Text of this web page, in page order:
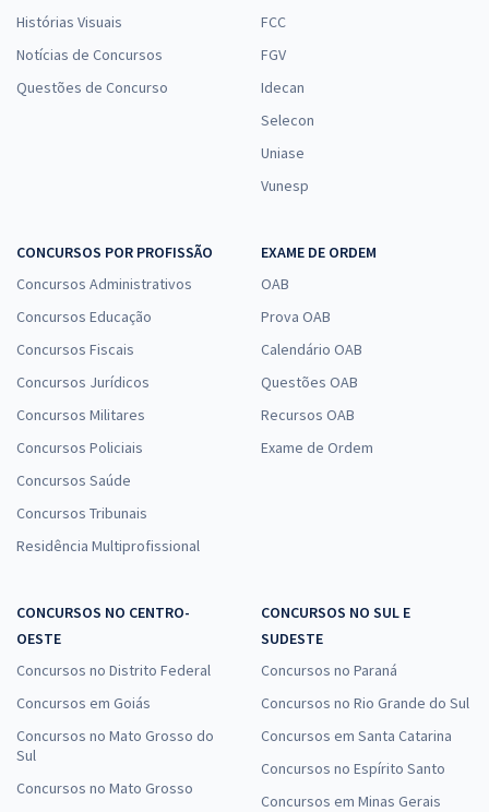
Histórias Visuais
Notícias de Concursos
Questões de Concurso
FCC
FGV
Idecan
Selecon
Uniase
Vunesp
CONCURSOS POR PROFISSÃO
Concursos Administrativos
Concursos Educação
Concursos Fiscais
Concursos Jurídicos
Concursos Militares
Concursos Policiais
Concursos Saúde
Concursos Tribunais
Residência Multiprofissional
EXAME DE ORDEM
OAB
Prova OAB
Calendário OAB
Questões OAB
Recursos OAB
Exame de Ordem
CONCURSOS NO CENTRO-
OESTE
Concursos no Distrito Federal
Concursos em Goiás
Concursos no Mato Grosso do
Sul
Concursos no Mato Grosso
CONCURSOS NO SUL E
SUDESTE
Concursos no Paraná
Concursos no Rio Grande do Sul
Concursos em Santa Catarina
Concursos no Espírito Santo
Concursos em Minas Gerais